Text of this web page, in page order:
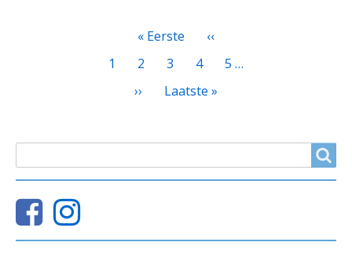
Eerste
pagina
« Eerste
Vorige
pagina
‹‹
Page
1
Huidige
pagina
2 Page
3 Page
4 Page
5 …
Volgende
››
Laatste
Laatste »